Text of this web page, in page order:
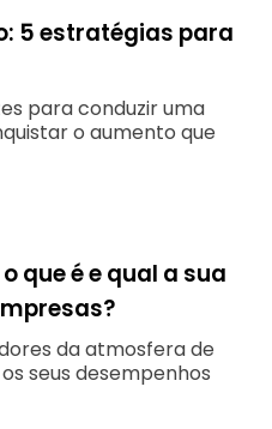
5 estratégias para
para conduzir uma
o aumento que
que é e qual a sua
da atmosfera de
seus desempenhos